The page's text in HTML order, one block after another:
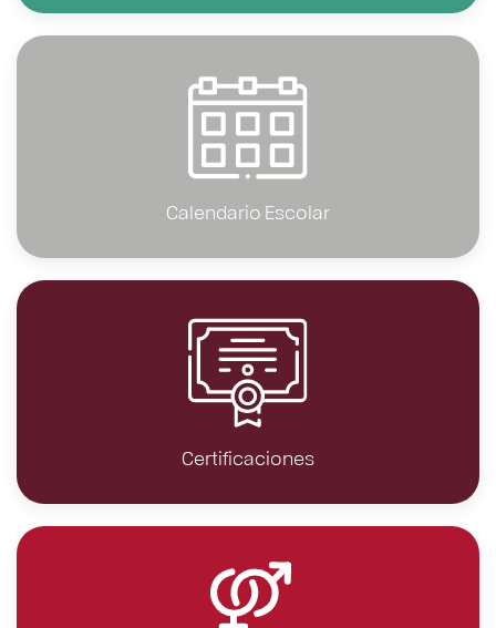
Calendario Escolar
Certificaciones